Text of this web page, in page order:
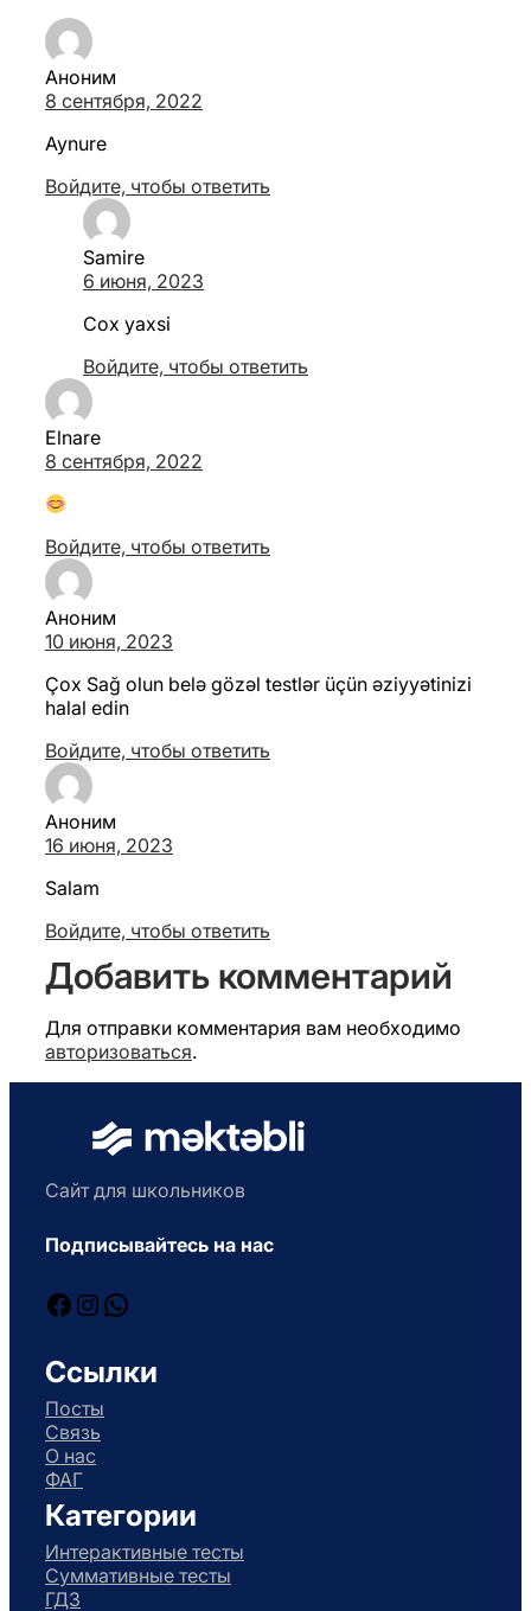
Аноним
8 сентября, 2022
Aynure
Войдите, чтобы ответить
Samire
6 июня, 2023
Cox yaxsi
Войдите, чтобы ответить
Elnare
8 сентября, 2022
Войдите, чтобы ответить
Аноним
10 июня, 2023
Çox Sağ olun belə gözəl testlər üçün əziyyətinizi
halal edin
Войдите, чтобы ответить
Аноним
16 июня, 2023
Salam
Войдите, чтобы ответить
Добавить комментарий
Для отправки комментария вам необходимо
авторизоваться.
Сайт для школьников
Подписывайтесь на нас
Facebook
Instagram
WhatsApp
Ссылки
Посты
Связь
О нас
ФАГ
Категории
Интерактивные тесты
Суммативные тесты
ГДЗ